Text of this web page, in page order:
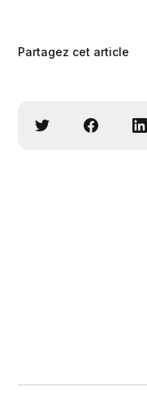
Partagez cet article